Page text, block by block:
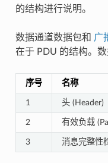
的结构进行说明。
数据通道数据包和 广
在于 PDU 的结构。
序号 名称
1 头 (Header)
2 有效负载
3 消息完整性